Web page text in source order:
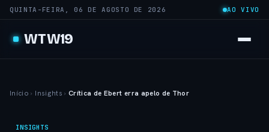
QUINTA-FEIRA, 06 DE AGOSTO DE 2026 AO VIVO
WTW19
Início › Insights › Crítica de Ebert erra apelo de Thor
INSIGHTS